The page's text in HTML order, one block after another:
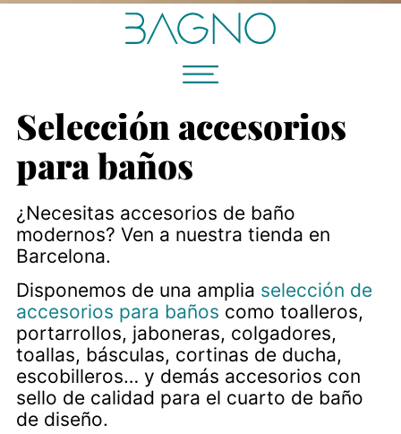
Selección accesorios
para baños
¿Necesitas accesorios de baño
modernos? Ven a nuestra tienda en
Barcelona.
Disponemos de una amplia selección de
accesorios para baños como toalleros,
portarrollos, jaboneras, colgadores,
toallas, básculas, cortinas de ducha,
escobilleros… y demás accesorios con
sello de calidad para el cuarto de baño
de diseño.